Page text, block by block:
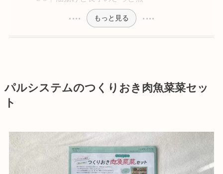
もっと見る
パルシステムのつくりおき肉魚菜菜セッ
ト